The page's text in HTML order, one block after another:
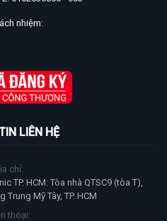
nhiệm:
LIÊN HỆ
chỉ:
TP. HCM: Tòa nhà QTSC9 (tòa T),
Trung Mỹ Tây, TP. HCM
thoại: